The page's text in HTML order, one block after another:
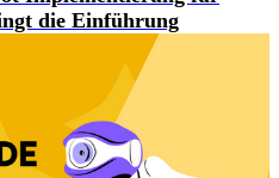
die Einführung